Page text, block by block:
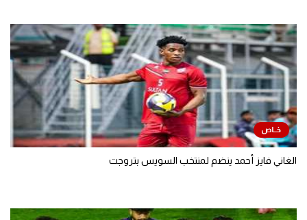
الغاني فايز أحمد ينضم لمنتخب السويس بتروجت